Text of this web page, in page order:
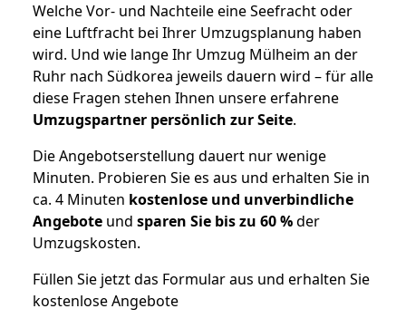
Welche Vor- und Nachteile eine Seefracht oder
eine Luftfracht bei Ihrer Umzugsplanung haben
wird. Und wie lange Ihr Umzug Mülheim an der
Ruhr nach Südkorea jeweils dauern wird – für alle
diese Fragen stehen Ihnen unsere erfahrene
Umzugspartner persönlich zur Seite.
Die Angebotserstellung dauert nur wenige
Minuten. Probieren Sie es aus und erhalten Sie in
ca. 4 Minuten kostenlose und unverbindliche
Angebote und sparen Sie bis zu 60 %der
Umzugskosten.
Füllen Sie jetzt das Formular aus und erhalten Sie
kostenlose Angebote